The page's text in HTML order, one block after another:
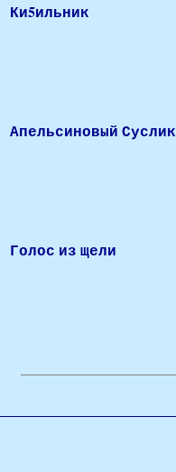
Ки5ильник
Апельсиновый Суслик
Голос из щели